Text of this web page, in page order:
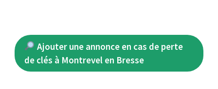
Ajouter une annonce en cas de perte
de clés à Montrevel en Bresse